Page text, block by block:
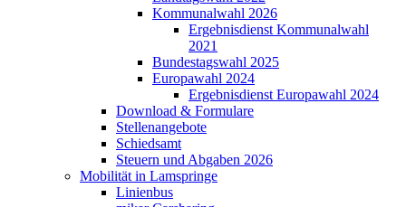
Kommunalwahl 2026
Ergebnisdienst Kommunalwahl
2021
Bundestagswahl 2025
Europawahl 2024
Ergebnisdienst Europawahl 2024
Download & Formulare
Stellenangebote
Schiedsamt
Steuern und Abgaben 2026
Mobilität in Lamspringe
Linienbus